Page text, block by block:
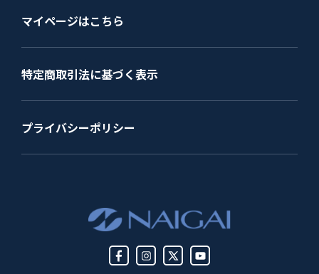
マイページはこちら
特定商取引法に基づく表示
プライバシーポリシー